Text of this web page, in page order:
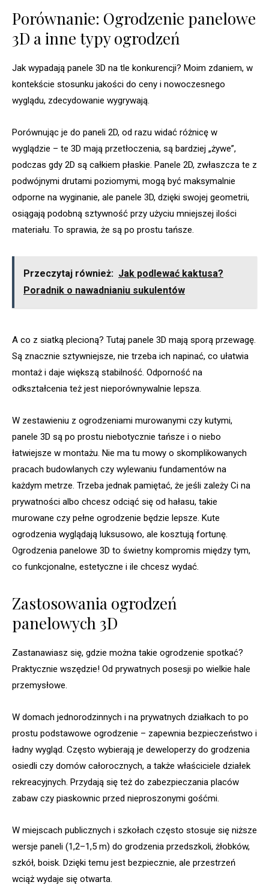
Porównanie: Ogrodzenie panelowe
3D a inne typy ogrodzeń
Jak wypadają panele 3D na tle konkurencji? Moim zdaniem, w
kontekście stosunku jakości do ceny i nowoczesnego
wyglądu, zdecydowanie wygrywają.
Porównując je do paneli 2D, od razu widać różnicę w
wyglądzie – te 3D mają przetłoczenia, są bardziej „żywe”,
podczas gdy 2D są całkiem płaskie. Panele 2D, zwłaszcza te z
podwójnymi drutami poziomymi, mogą być maksymalnie
odporne na wyginanie, ale panele 3D, dzięki swojej geometrii,
osiągają podobną sztywność przy użyciu mniejszej ilości
materiału. To sprawia, że są po prostu tańsze.
Przeczytaj również: Jak podlewać kaktusa?
Poradnik o nawadnianiu sukulentów
A co z siatką plecioną? Tutaj panele 3D mają sporą przewagę.
Są znacznie sztywniejsze, nie trzeba ich napinać, co ułatwia
montaż i daje większą stabilność. Odporność na
odkształcenia też jest nieporównywalnie lepsza.
W zestawieniu z ogrodzeniami murowanymi czy kutymi,
panele 3D są po prostu niebotycznie tańsze i o niebo
łatwiejsze w montażu. Nie ma tu mowy o skomplikowanych
pracach budowlanych czy wylewaniu fundamentów na
każdym metrze. Trzeba jednak pamiętać, że jeśli zależy Ci na
prywatności albo chcesz odciąć się od hałasu, takie
murowane czy pełne ogrodzenie będzie lepsze. Kute
ogrodzenia wyglądają luksusowo, ale kosztują fortunę.
Ogrodzenia panelowe 3D to świetny kompromis między tym,
co funkcjonalne, estetyczne i ile chcesz wydać.
Zastosowania ogrodzeń
panelowych 3D
Zastanawiasz się, gdzie można takie ogrodzenie spotkać?
Praktycznie wszędzie! Od prywatnych posesji po wielkie hale
przemysłowe.
W domach jednorodzinnych i na prywatnych działkach to po
prostu podstawowe ogrodzenie – zapewnia bezpieczeństwo i
ładny wygląd. Często wybierają je deweloperzy do grodzenia
osiedli czy domów całorocznych, a także właściciele działek
rekreacyjnych. Przydają się też do zabezpieczania placów
zabaw czy piaskownic przed nieproszonymi gośćmi.
W miejscach publicznych i szkołach często stosuje się niższe
wersje paneli (1,2–1,5 m) do grodzenia przedszkoli, żłobków,
szkół, boisk. Dzięki temu jest bezpiecznie, ale przestrzeń
wciąż wydaje się otwarta.